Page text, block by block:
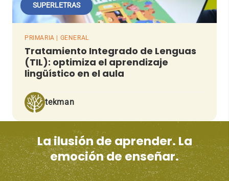
SUPERLETRAS
PRIMARIA | GENERAL
Tratamiento Integrado de Lenguas
(TIL): optimiza el aprendizaje
lingüístico en el aula
tekman
La ilusión de aprender. La
emoción de enseñar.